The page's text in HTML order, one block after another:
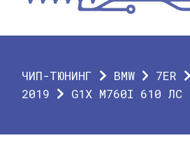
О КОМПАНИИ
ЧИП-ТЮНИНГ BMW 7ER
2019
G1X M760I 610 ЛС